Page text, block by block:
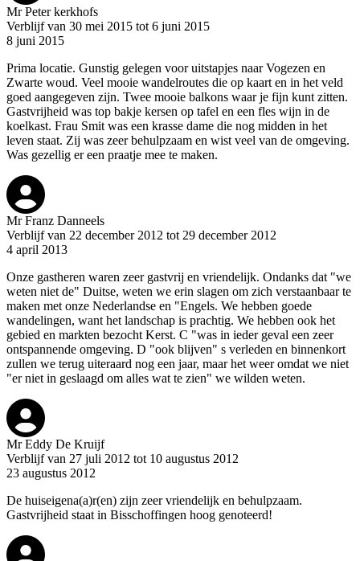
Mr Peter kerkhofs
Verblijf van 30 mei 2015 tot 6 juni 2015
8 juni 2015
Prima locatie. Gunstig gelegen voor uitstapjes naar Vogezen en
Zwarte woud. Veel mooie wandelroutes die op kaart en in het veld
goed aangegeven zijn. Twee mooie balkons waar je fijn kunt zitten.
Gastvrijheid was top bakje kersen op tafel en een fles wijn in de
koelkast. Frau Smit was een krasse dame die nog midden in het
leven staat. Zij was zeer behulpzaam en wist veel van de omgeving.
Was gezellig er een praatje mee te maken.
Mr Franz Danneels
Verblijf van 22 december 2012 tot 29 december 2012
4 april 2013
Onze gastheren waren zeer gastvrij en vriendelijk. Ondanks dat "we
weten niet de" Duitse, weten we erin slagen om zich verstaanbaar te
maken met onze Nederlandse en "Engels. We hebben goede
wandelingen, want het landschap is prachtig. We hebben ook het
gebied en markten bezocht Kerst. C "was in ieder geval een zeer
ontspannende omgeving. D "ook blijven" s verleden en binnenkort
zullen we terug uiteraard nog een jaar, maar het weer omdat we niet
"er niet in geslaagd om alles wat te zien" we wilden weten.
Mr Eddy De Kruijf
Verblijf van 27 juli 2012 tot 10 augustus 2012
23 augustus 2012
De huiseigena(a)r(en) zijn zeer vriendelijk en behulpzaam.
Gastvrijheid staat in Bisschoffingen hoog genoteerd!